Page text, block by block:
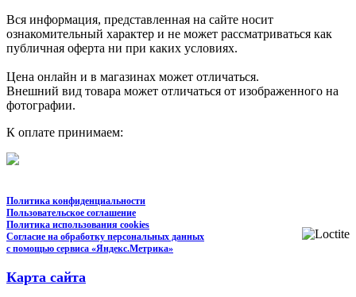
Вся информация, представленная на сайте носит
ознакомительный характер и не может рассматриваться как
публичная оферта ни при каких условиях.
Цена онлайн и в магазинах может отличаться.
Внешний вид товара может отличаться от изображенного на
фотографии.
К оплате принимаем:
Политика конфиденциальности
Пользовательское соглашение
Политика использования cookies
Согласие на обработку персональных данных
с помощью сервиса «Яндекс.Метрика»
Карта сайта